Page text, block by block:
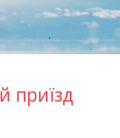
приїзд